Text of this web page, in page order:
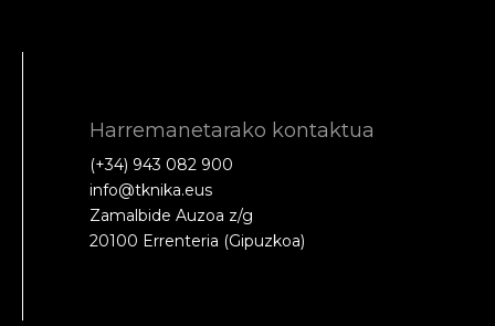
Harremanetarako kontaktua
(+34) 943 082 900
info@tknika.eus
Zamalbide Auzoa z/g
20100 Errenteria (Gipuzkoa)